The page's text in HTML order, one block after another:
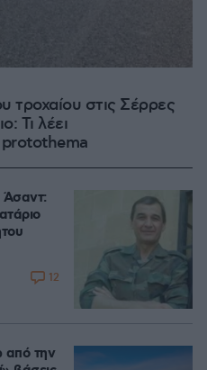
τροχαίου στις Σέρρες
Τι λέει
Άσαντ:
12
από την